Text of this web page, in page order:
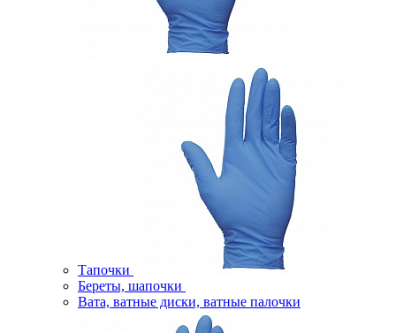
Тапочки
Береты, шапочки
Вата, ватные диски, ватные палочки